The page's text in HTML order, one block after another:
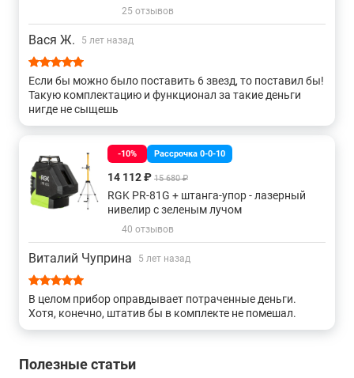
Gll 2-80
От 100 до 300 метров До 100 метров
Свыше 300 метров
360 с красным лучом С отвесом недорогие
360 отвес Отвес для дома Отвес для улицы
3d 360 с зеленым лучом
Линейно-точечные С 1 плоскостью
С 2 плоскостями
25 отзывов
Вася Ж. 5 лет назад
Если бы можно было поставить 6 звезд, то поставил бы!
Такую комплектацию и функционал за такие деньги
нигде не сыщешь
-10% Рассрочка 0-0-10
14 112 ₽ 15 680 ₽
RGK PR-81G + штанга-упор - лазерный
нивелир с зеленым лучом
40 отзывов
Виталий Чуприна 5 лет назад
В целом прибор оправдывает потраченные деньги.
Хотя, конечно, штатив бы в комплекте не помешал.
Полезные статьи